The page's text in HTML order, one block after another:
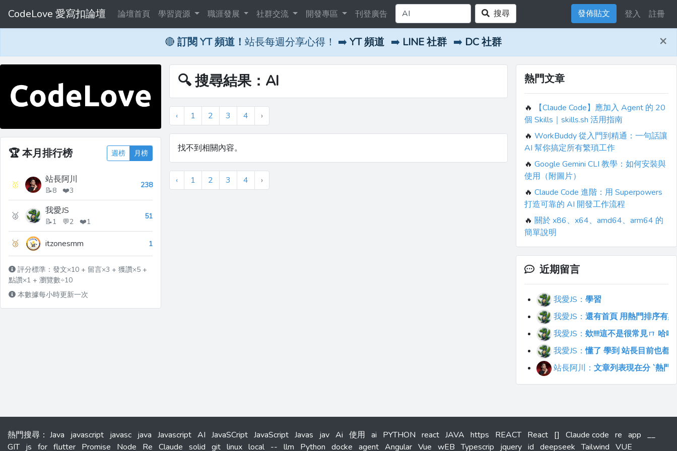
CodeLove 愛寫扣論壇 論壇首頁 學習資源 職涯發展 社群交流 開發專區 刊登廣告 搜尋 發佈貼文 登入 註冊
🔴 訂閱 YT 頻道！ 站長每週分享心得！ ➡️ YT 頻道 ➡️ LINE 社群 ➡️ DC 社群 ×
🏆本月排行榜 週榜 月榜
🥇 站長阿川
📝8 ❤️3
238
🥈 我愛JS
📝1 💬2 ❤️1
51
🥉 itzonesmm 1
評分標準：發文×10 + 留言×3 + 獲讚×5 +
點讚×1 + 瀏覽數÷10
本數據每小時更新一次
🔍 搜尋結果：AI
‹ 1 2 3 4 ›
找不到相關內容。
‹ 1 2 3 4 ›
熱門文章
🔥
【Claude Code】應加入 Agent 的 20
個 Skills｜skills.sh 活用指南
🔥 WorkBuddy 從入門到精通：一句話讓
AI 幫你搞定所有繁瑣工作
🔥 Google Gemini CLI 教學：如何安裝與
使用（附圖片）
🔥 Claude Code 進階：用 Superpowers
打造可靠的 AI 開發工作流程
🔥 關於 x86、x64、amd64、arm64 的
簡單說明
近期留言
我愛JS： 學習
我愛JS： 還有首頁 用熱門排序有
我愛JS： 欸!!!!這不是很常見ㄇ 哈
我愛JS：懂了 學到 站長目前也都
站長阿川： 文章列表現在分 `熱門
熱門搜尋 ： Java javascript javasc java Javascript AI JavaSCript JavaScript Javas jav Ai 使用 ai PYTHON react JAVA https REACT React [] Claude code re app __
GIT js for flutter Promise Node Re Claude solid git linux local -- llm Python docke agent Angular Vue wEB Typescrip jquery id deepseek Tailwind VUE